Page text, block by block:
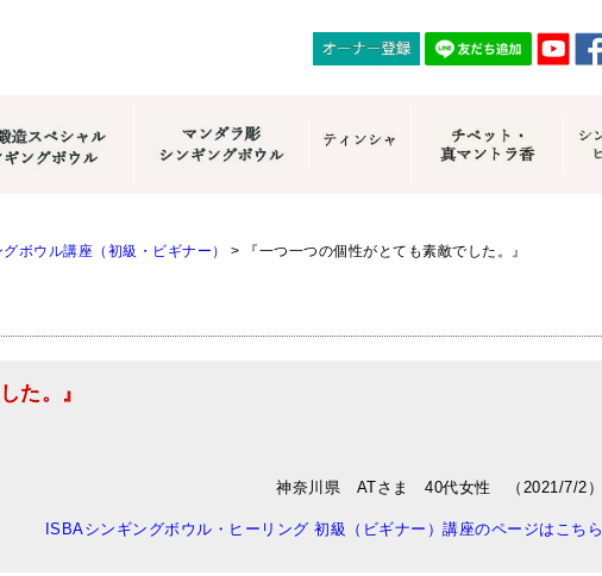
ボウル講座（初級・ビギナー） > 『一つ一つの個性がとても素敵でした。』
た。』
神奈川県 ATさま 40代女性 （2021/7/2）
ISBAシンギングボウル・ヒーリング 初級（ビギナー）講座のページはこちら